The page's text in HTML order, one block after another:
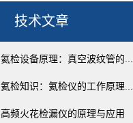
技术文章
氦检设备原理：真空波纹管的...
氦检知识：氦检仪的工作原理...
高频火花检漏仪的原理与应用